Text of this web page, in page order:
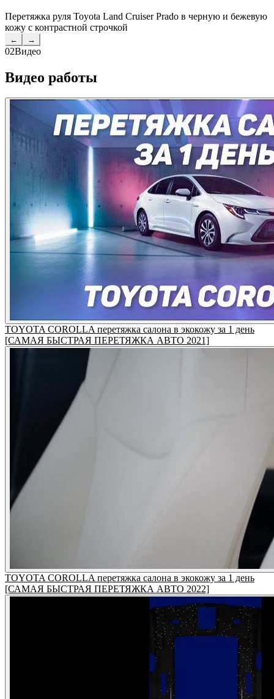
Перетяжка руля Toyota Land Cruiser Prado в черную и бежевую
кожу с контрастной строчкой
← →
02Видео
Видео работы
TOYOTA COROLLA перетяжка салона в экокожу за 1 день
[САМАЯ БЫСТРАЯ ПЕРЕТЯЖКА АВТО 2021]
TOYOTA COROLLA перетяжка салона в экокожу за 1 день
[САМАЯ БЫСТРАЯ ПЕРЕТЯЖКА АВТО 2022]